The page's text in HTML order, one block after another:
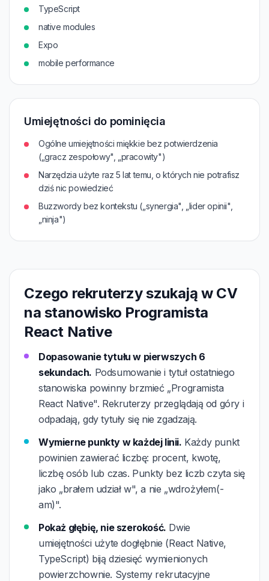
TypeScript
native modules
Expo
mobile performance
Umiejętności do pominięcia
Ogólne umiejętności miękkie bez potwierdzenia
(„gracz zespołowy", „pracowity")
Narzędzia użyte raz 5 lat temu, o których nie potrafisz
dziś nic powiedzieć
Buzzwordy bez kontekstu („synergia", „lider opinii",
„ninja")
Czego rekruterzy szukają w CV
na stanowisko Programista
React Native
Dopasowanie tytułu w pierwszych 6
sekundach. Podsumowanie i tytuł ostatniego
stanowiska powinny brzmieć „Programista
React Native". Rekruterzy przeglądają od góry i
odpadają, gdy tytuły się nie zgadzają.
Wymierne punkty w każdej linii. Każdy punkt
powinien zawierać liczbę: procent, kwotę,
liczbę osób lub czas. Punkty bez liczb czyta się
jako „brałem udział w", a nie „wdrożyłem(-
am)".
Pokaż głębię, nie szerokość. Dwie
umiejętności użyte dogłębnie (React Native,
TypeScript) biją dziesięć wymienionych
powierzchownie. Systemy rekrutacyjne